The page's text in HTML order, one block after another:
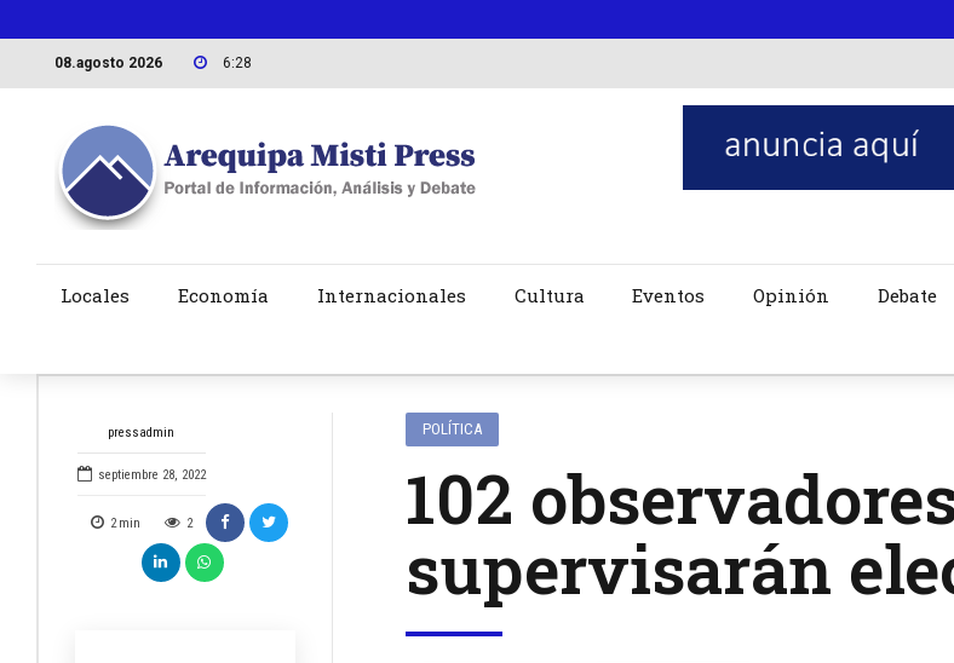
08.agosto 2026 6:28
Locales Economía Internacionales Cultura Eventos Opinión Debate
pressadmin
septiembre 28, 2022
2 min 2
POLÍTICA
102
supervisarán